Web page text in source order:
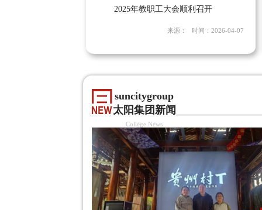
2025年教职工大会顺利召开
来源： 时间：2026-04-07
suncitygroup
太阳集团新闻
College News